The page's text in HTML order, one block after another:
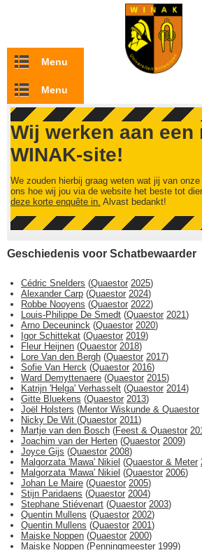
Overslaan en naar de inhoud gaan
Menu
Menu
Wij werken aan een
WINAK-site!
We zouden hierbij graag weten wat jij van
ons hoe wij jou via de website het beste tot
deze korte enquête in. Alvast bedankt!
Geschiedenis voor Schatbewaarder
Cédric Snelders (Quaestor 2025)
Alexander Carp (Quaestor 2024)
Robbe Nooyens (Quaestor 2022)
Louis-Philippe De Smedt (Quaestor 2021)
Arno Deceuninck (Quaestor 2020)
Igor Schittekat (Quaestor 2019)
Fleur Heijnen (Quaestor 2018)
Lore Van den Bergh (Quaestor 2017)
Sofie Van Herck (Quaestor 2016)
Ward Demyttenaere (Quaestor 2015)
Katrijn 'Helga' Verhasselt (Quaestor 2014)
Gitte Bluekens (Quaestor 2013)
Joël Holsters (Mentor Wiskunde & Quaestor
Nicky De Wit (Quaestor 2011)
Martje van den Bosch (Feest & Quaestor
Joachim van der Herten (Quaestor 2009)
Joyce Gijs (Quaestor 2008)
Malgorzata 'Mawa' Nikiel (Quaestor & Meter
Malgorzata 'Mawa' Nikiel (Quaestor 2006)
Johan Le Maire (Quaestor 2005)
Stijn Paridaens (Quaestor 2004)
Stephane Stiévenart (Quaestor 2003)
Quentin Mullens (Quaestor 2002)
Quentin Mullens (Quaestor 2001)
Maiske Noppen (Quaestor 2000)
Maiske Noppen (Penningmeester 1999)